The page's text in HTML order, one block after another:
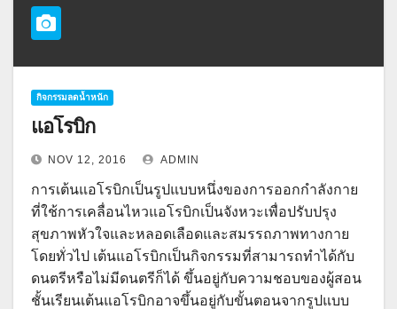
กิจกรรมลดน้ำหนัก
แอโรบิก
NOV 12, 2016 ADMIN
การเต้นแอโรบิกเป็นรูปแบบหนึ่งของการออกกำลังกาย
ที่ใช้การเคลื่อนไหวแอโรบิกเป็นจังหวะเพื่อปรับปรุง
สุขภาพหัวใจและหลอดเลือดและสมรรถภาพทางกาย
โดยทั่วไป เต้นแอโรบิกเป็นกิจกรรมที่สามารถทำได้กับ
ดนตรีหรือไม่มีดนตรีก็ได้ ขึ้นอยู่กับความชอบของผู้สอน
ชั้นเรียนเต้นแอโรบิกอาจขึ้นอยู่กับขั้นตอนจากรูปแบบ